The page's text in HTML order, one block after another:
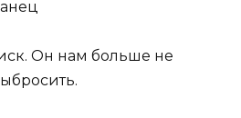
Он нам больше не